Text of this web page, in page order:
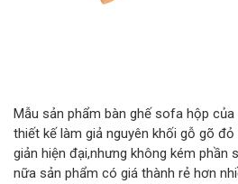
Mẫu sản phẩm bàn ghế sofa hộp
thiết kế làm giả nguyên khối gỗ gõ
giản hiện đại,nhưng không kém phần
nữa sản phẩm có giá thành rẻ hơn